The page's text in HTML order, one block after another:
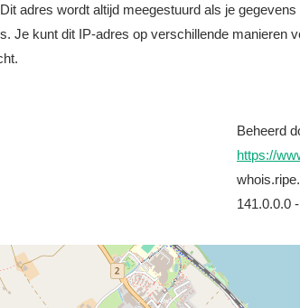
adres wordt altijd meegestuurd als je
Je kunt dit IP-adres op verschillende
Beheerd
https://
141.0.0.0